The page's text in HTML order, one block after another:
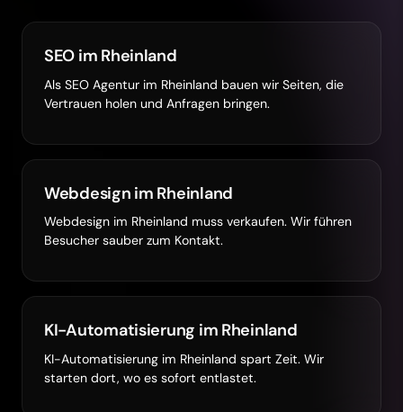
SEO im Rheinland
Als SEO Agentur im Rheinland bauen wir Seiten, die
Vertrauen holen und Anfragen bringen.
Webdesign im Rheinland
Webdesign im Rheinland muss verkaufen. Wir führen
Besucher sauber zum Kontakt.
KI-Automatisierung im Rheinland
KI-Automatisierung im Rheinland spart Zeit. Wir
starten dort, wo es sofort entlastet.